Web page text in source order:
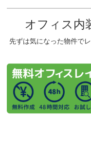
オフィス内
先ずは気になった物件で